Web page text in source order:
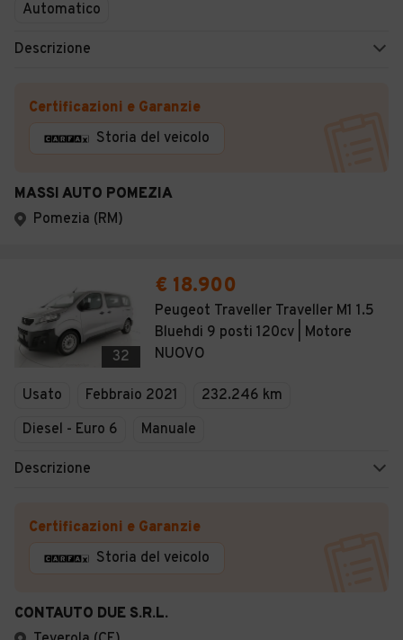
Automatico
Descrizione
Certificazioni e Garanzie
Storia del veicolo
MASSI AUTO POMEZIA
Pomezia (RM)
32
€ 18.900
Peugeot Traveller Traveller M1 1.5
Bluehdi 9 posti 120cv | Motore
NUOVO
Usato Febbraio 2021
232.246 km
Diesel - Euro 6
Manuale
Descrizione
Certificazioni e Garanzie
Storia del veicolo
CONTAUTO DUE S.R.L.